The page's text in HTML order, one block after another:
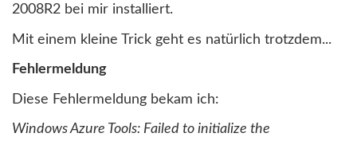
2008R2 bei mir installiert.
Mit einem kleine Trick geht es natürlich trotzdem...
Fehlermeldung
Diese Fehlermeldung bekam ich:
Windows Azure Tools: Failed to initialize the